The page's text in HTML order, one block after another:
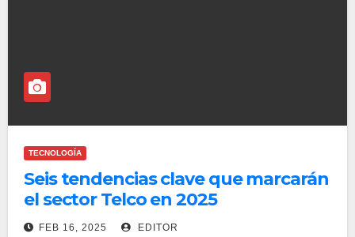
TECNOLOGÍA
Seis tendencias clave que marcarán
el sector Telco en 2025
FEB 16, 2025 EDITOR